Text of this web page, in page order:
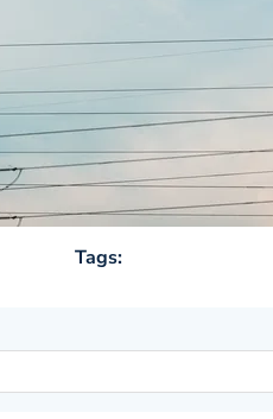
Tags: